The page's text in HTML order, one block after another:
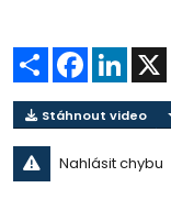
Sdílet Facebook
Stáhnout video
Nahlásit chybu